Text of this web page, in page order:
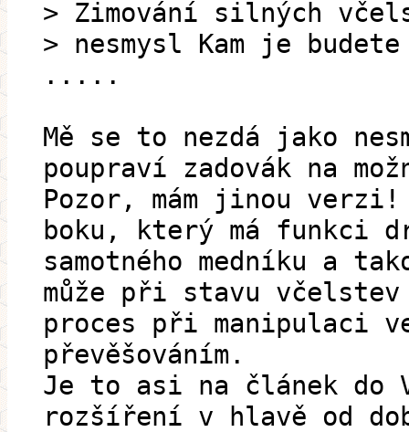
> Zimování silných
> nesmysl Kam je
.....
Mě se to nezdá jako
poupraví zadovák na
Pozor, mám jinou
boku, který má funkci
samotného medníku a
může při stavu
proces při manipulaci
převěšováním.
Je to asi na článek do
rozšíření v hlavě od